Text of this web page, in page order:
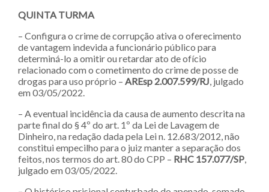
QUINTA TURMA
– Configura o crime de corrupção ativa o oferecimento
de vantagem indevida a funcionário público para
determiná-lo a omitir ou retardar ato de ofício
relacionado com o cometimento do crime de posse de
drogas para uso próprio – AREsp 2.007.599/RJ, julgado
em 03/05/2022.
– A eventual incidência da causa de aumento descrita na
parte final do § 4º do art. 1º da Lei de Lavagem de
Dinheiro, na redação dada pela Lei n. 12.683/2012, não
constitui empecilho para o juiz manter a separação dos
feitos, nos termos do art. 80 do CPP – RHC 157.077/SP,
julgado em 03/05/2022.